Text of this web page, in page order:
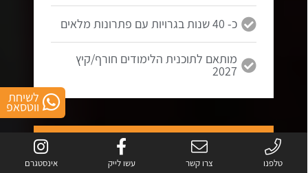
כ- 40 שנות בגרויות עם פתרונות מלאים
מותאם לתוכנית הלימודים חורף/קיץ
2027
בגרות במתמטיקה
לשיחת
ווטסאפ
טלפנו צרו קשר עשו לייק אינסטגרם